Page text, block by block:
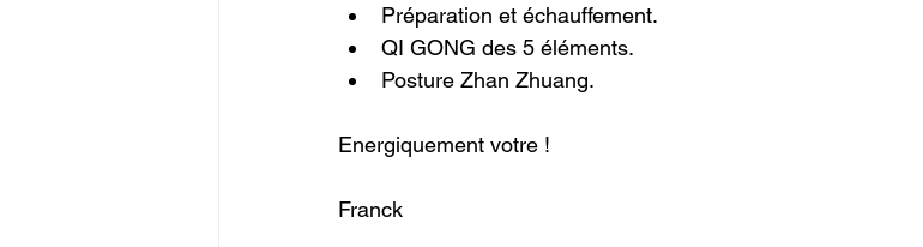
Préparation et échauffement.
QI GONG des 5 éléments.
Posture Zhan Zhuang.
Energiquement votre !
Franck